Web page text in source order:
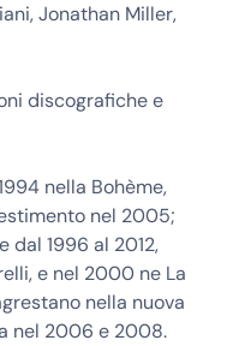
Jonathan Miller,
discografiche e
nella Bohème,
nel 2005;
dal 1996 al 2012,
e nel 2000 ne La
nella nuova
nel 2006 e 2008.